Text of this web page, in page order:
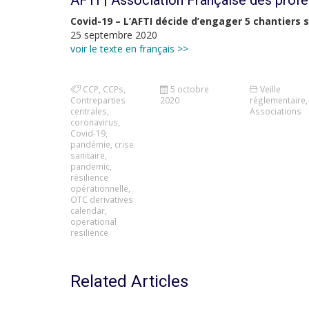
Covid-19 – L’AFTI décide d’engager 5
25 septembre 2020
voir le texte en français >>
CCP CCPs
Contreparties
centrales
coronavirus
Covid-19
pandémie crise
sanitaire
pandemic
résilience
opérationnelle
OTC derivatives
calendar
operational
resilience
5 octobre
2020
Veille
réglementaire
Associations
Related Articles